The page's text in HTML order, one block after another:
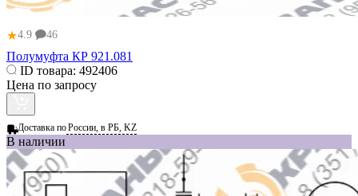
★4.9 46
Полумуфта КР 921.081
ID товара: 492406
Цена по запросу
Доставка поРоссии, в РБ, KZ
В наличии